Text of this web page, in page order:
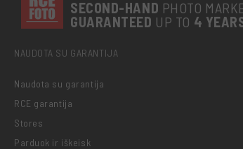
SECOND-HAND PHOTO
GUARANTEED UP TO 4
NAUDOTA SU GARANTIJA
Naudota su garantija
RCE garantija
Stores
Parduok ir iškeisk